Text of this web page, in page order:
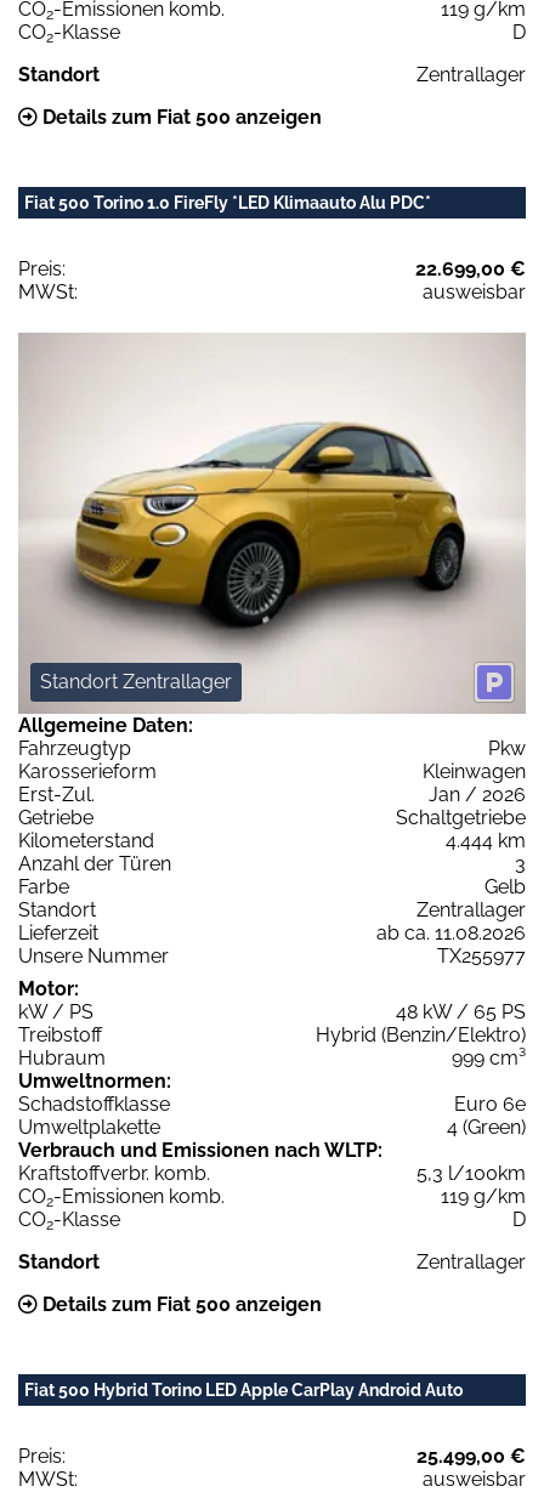
CO2-Emissionen komb.
119 g/km
CO2-Klasse
D
Standort
Zentrallager
Details zum Fiat 500 anzeigen
Fiat 500 Torino 1.0 FireFly *LED Klimaauto Alu PDC*
Preis:
22.699,00 €
MWSt:
ausweisbar
Standort Zentrallager
Allgemeine Daten:
Fahrzeugtyp
Pkw
Karosserieform
Kleinwagen
Erst-Zul.
Jan / 2026
Getriebe
Schaltgetriebe
Kilometerstand
4.444 km
Anzahl der Türen
3
Farbe
Gelb
Standort
Zentrallager
Lieferzeit
ab ca. 11.08.2026
Unsere Nummer
TX255977
Motor:
kW / PS
48 kW / 65 PS
Treibstoff
Hybrid (Benzin/Elektro)
Hubraum
999 cm³
Umweltnormen:
Schadstoffklasse
Euro 6e
Umweltplakette
4 (Green)
Verbrauch und Emissionen nach WLTP:
Kraftstoffverbr. komb.
5,3 l/100km
CO2-Emissionen komb.
119 g/km
CO2-Klasse
D
Standort
Zentrallager
Details zum Fiat 500 anzeigen
Fiat 500 Hybrid Torino LED Apple CarPlay Android Auto
Preis:
25.499,00 €
MWSt:
ausweisbar